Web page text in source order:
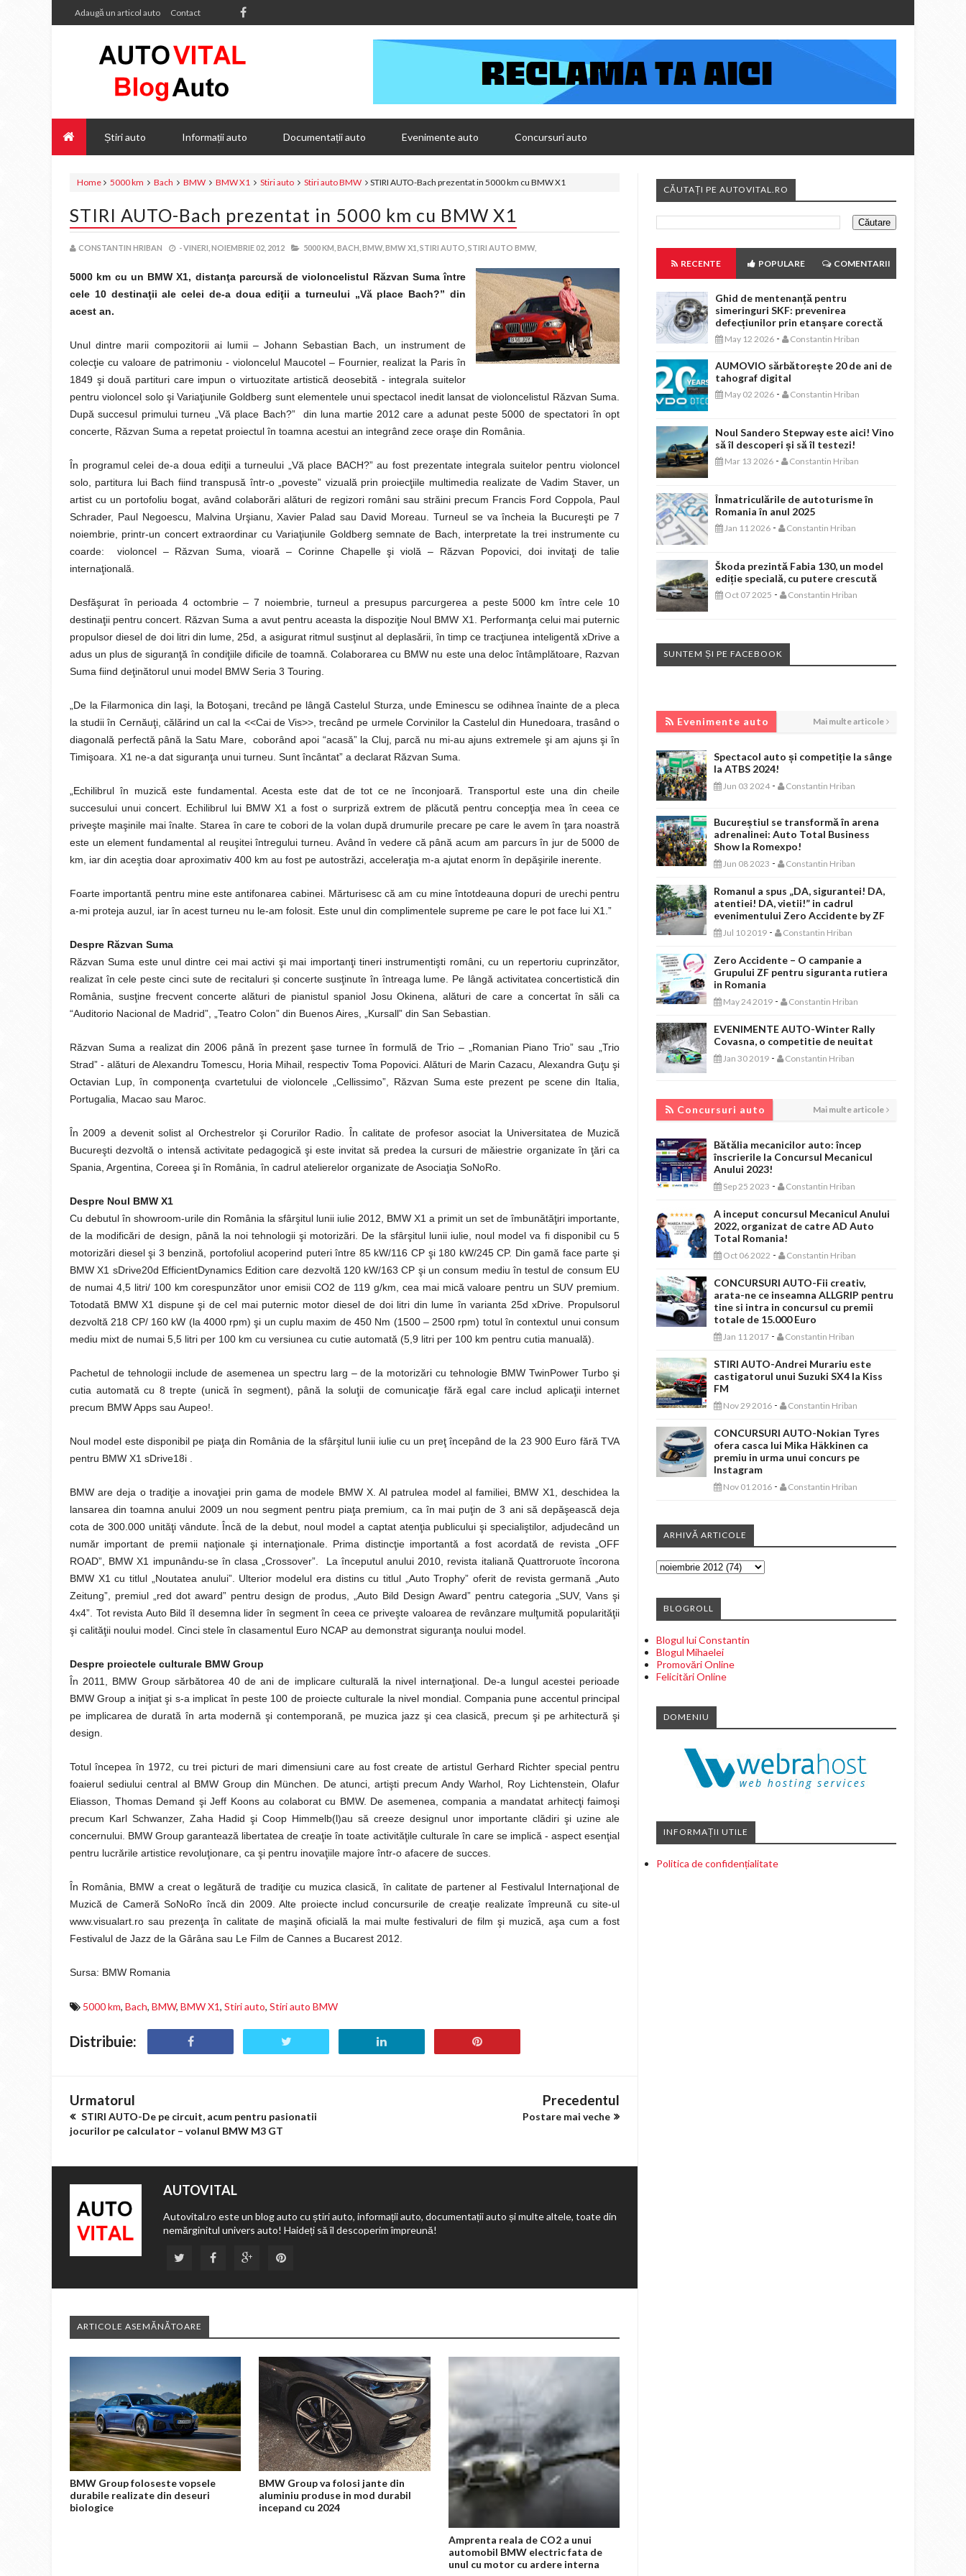
Adaugă un articol auto Contact
Știri auto Informații auto Documentații auto Evenimente auto Concursuri auto
Home 5000 km Bach BMW BMW X1 Stiri auto Stiri auto BMW STIRI AUTO-Bach prezentat in 5000 km cu BMW X1
STIRI AUTO-Bach prezentat in 5000 km cu BMW X1
CONSTANTIN HRIBAN -VINERI, NOIEMBRIE 02, 2012 5000 KM, BACH, BMW, BMW X1, STIRI AUTO, STIRI AUTO BMW,
5000 km cu un BMW X1, distanţa parcursă de violoncelistul Răzvan Suma între
cele 10 destinaţii ale celei de-a doua ediţii a turneului „Vă place Bach?” din
acest an.
Unul dintre marii compozitorii ai lumii – Johann Sebastian Bach, un instrument de
colecţie cu valoare de patrimoniu - violoncelul Maucotel – Fournier, realizat la Paris în
1849 şi două partituri care impun o virtuozitate artistică deosebită - integrala suitelor
pentru violoncel solo şi Variaţiunile Goldberg sunt elementele unui spectacol inedit lansat de violoncelistul Răzvan Suma.
După succesul primului turneu „Vă place Bach?” din luna martie 2012 care a adunat peste 5000 de spectatori în opt
concerte, Răzvan Suma a repetat proiectul în toamna acestui an integrând zece oraşe din România.
În programul celei de-a doua ediţii a turneului „Vă place BACH?” au fost prezentate integrala suitelor pentru violoncel
solo, partitura lui Bach fiind transpusă într-o „poveste” vizuală prin proiecţiile multimedia realizate de Vadim Staver, un
artist cu un portofoliu bogat, având colaborări alături de regizori români sau străini precum Francis Ford Coppola, Paul
Schrader, Paul Negoescu, Malvina Urşianu, Xavier Palad sau David Moreau. Turneul se va încheia la Bucureşti pe 7
noiembrie, printr-un concert extraordinar cu Variaţiunile Goldberg semnate de Bach, interpretate la trei instrumente cu
coarde: violoncel – Răzvan Suma, vioară – Corinne Chapelle şi violă – Răzvan Popovici, doi invitaţi de talie
internaţională.
Desfăşurat în perioada 4 octombrie – 7 noiembrie, turneul a presupus parcurgerea a peste 5000 km între cele 10
destinaţii pentru concert. Răzvan Suma a avut pentru aceasta la dispoziţie Noul BMW X1. Performanţa celui mai puternic
propulsor diesel de doi litri din lume, 25d, a asigurat ritmul susţinut al deplasării, în timp ce tracţiunea inteligentă xDrive a
adus un plus de siguranţă în condiţiile dificile de toamnă. Colaborarea cu BMW nu este una deloc întâmplătoare, Razvan
Suma fiind deţinătorul unui model BMW Seria 3 Touring.
„De la Filarmonica din Iaşi, la Botoşani, trecând pe lângă Castelul Sturza, unde Eminescu se odihnea înainte de a pleca
la studii în Cernăuţi, călărind un cal la <<Cai de Vis>>, trecând pe urmele Corvinilor la Castelul din Hunedoara, trasând o
diagonală perfectă până la Satu Mare, coborând apoi “acasă” la Cluj, parcă nu mi-au ajuns extremele şi am ajuns şi în
Timişoara. X1 ne-a dat siguranţa unui turneu. Sunt încântat” a declarat Răzvan Suma.
„Echilibrul în muzică este fundamental. Acesta este dat de tot ce ne înconjoară. Transportul este una din cheile
succesului unui concert. Echilibrul lui BMW X1 a fost o surpriză extrem de plăcută pentru concepţia mea în ceea ce
priveşte maşinile mai înalte. Starea în care te cobori de la volan după drumurile precare pe care le avem în ţara noastră
este un element fundamental al reuşitei întregului turneu. Având în vedere că până acum am parcurs în jur de 5000 de
km, iar din aceştia doar aproximativ 400 km au fost pe autostrăzi, acceleraţia m-a ajutat enorm în depăşirile inerente.
Foarte importantă pentru mine este antifonarea cabinei. Mărturisesc că am cu mine întotdeauna dopuri de urechi pentru
a-mi proteja auzul, iar în acest turneu nu le-am folosit. Este unul din complimentele supreme pe care le pot face lui X1.”
Despre Răzvan Suma
Răzvan Suma este unul dintre cei mai activi şi mai importanţi tineri instrumentişti români, cu un repertoriu cuprinzător,
realizat în cele peste cinci sute de recitaluri și concerte susţinute în întreaga lume. Pe lângă activitatea concertistică din
România, susţine frecvent concerte alături de pianistul spaniol Josu Okinena, alături de care a concertat în săli ca
“Auditorio Nacional de Madrid”, „Teatro Colon” din Buenos Aires, „Kursall” din San Sebastian.
Răzvan Suma a realizat din 2006 până în prezent şase turnee în formulă de Trio – „Romanian Piano Trio” sau „Trio
Strad” - alături de Alexandru Tomescu, Horia Mihail, respectiv Toma Popovici. Alături de Marin Cazacu, Alexandra Guţu şi
Octavian Lup, în componenţa cvartetului de violoncele „Cellissimo”, Răzvan Suma este prezent pe scene din Italia,
Portugalia, Macao sau Maroc.
În 2009 a devenit solist al Orchestrelor şi Corurilor Radio. În calitate de profesor asociat la Universitatea de Muzică
Bucureşti dezvoltă o intensă activitate pedagogică şi este invitat să predea la cursuri de măiestrie organizate în ţări ca
Spania, Argentina, Coreea şi în România, în cadrul atelierelor organizate de Asociaţia SoNoRo.
Despre Noul BMW X1
Cu debutul în showroom-urile din România la sfârşitul lunii iulie 2012, BMW X1 a primit un set de îmbunătăţiri importante,
de la modificări de design, până la noi tehnologii şi motorizări. De la sfârşitul lunii iulie, noul model va fi disponibil cu 5
motorizări diesel şi 3 benzină, portofoliul acoperind puteri între 85 kW/116 CP şi 180 kW/245 CP. Din gamă face parte şi
BMW X1 sDrive20d EfficientDynamics Edition care dezvoltă 120 kW/163 CP şi un consum mediu în testul de consum EU
de numai 4,5 litri/ 100 km corespunzător unor emisii CO2 de 119 g/km, cea mai mică valoare pentru un SUV premium.
Totodată BMW X1 dispune şi de cel mai puternic motor diesel de doi litri din lume în varianta 25d xDrive. Propulsorul
dezvoltă 218 CP/ 160 kW (la 4000 rpm) şi un cuplu maxim de 450 Nm (1500 – 2500 rpm) totul în contextul unui consum
mediu mixt de numai 5,5 litri per 100 km cu versiunea cu cutie automată (5,9 litri per 100 km pentru cutia manuală).
Pachetul de tehnologii include de asemenea un spectru larg – de la motorizări cu tehnologie BMW TwinPower Turbo şi
cutia automată cu 8 trepte (unică în segment), până la soluţii de comunicaţie fără egal care includ aplicaţii internet
precum BMW Apps sau Aupeo!.
Noul model este disponibil pe piaţa din România de la sfârşitul lunii iulie cu un preţ începând de la 23 900 Euro fără TVA
pentru BMW X1 sDrive18i .
BMW are deja o tradiţie a inovaţiei prin gama de modele BMW X. Al patrulea model al familiei, BMW X1, deschidea la
lansarea din toamna anului 2009 un nou segment pentru piaţa premium, ca în mai puţin de 3 ani să depăşească deja
cota de 300.000 unităţi vândute. Încă de la debut, noul model a captat atenţia publicului şi specialiştilor, adjudecând un
număr important de premii naţionale şi internaţionale. Prima distincţie importantă a fost acordată de revista „OFF
ROAD”, BMW X1 impunându-se în clasa „Crossover”. La începutul anului 2010, revista italiană Quattroruote încorona
BMW X1 cu titlul „Noutatea anului”. Ulterior modelul era distins cu titlul „Auto Trophy” oferit de revista germană „Auto
Zeitung”, premiul „red dot award” pentru design de produs, „Auto Bild Design Award” pentru categoria „SUV, Vans şi
4x4”. Tot revista Auto Bild îl desemna lider în segment în ceea ce priveşte valoarea de revânzare mulţumită popularităţii
şi calităţii noului model. Cinci stele în clasamentul Euro NCAP au demonstrat siguranţa noului model.
Despre proiectele culturale BMW Group
În 2011, BMW Group sărbătorea 40 de ani de implicare culturală la nivel internaţional. De-a lungul acestei perioade
BMW Group a iniţiat şi s-a implicat în peste 100 de proiecte culturale la nivel mondial. Compania pune accentul principal
pe implicarea de durată în arta modernă şi contemporană, pe muzica jazz şi cea clasică, precum şi pe arhitectură şi
design.
Totul începea în 1972, cu trei picturi de mari dimensiuni care au fost create de artistul Gerhard Richter special pentru
foaierul sediului central al BMW Group din München. De atunci, artişti precum Andy Warhol, Roy Lichtenstein, Olafur
Eliasson, Thomas Demand şi Jeff Koons au colaborat cu BMW. De asemenea, compania a mandatat arhitecţi faimoşi
precum Karl Schwanzer, Zaha Hadid şi Coop Himmelb(l)au să creeze designul unor importante clădiri şi uzine ale
concernului. BMW Group garantează libertatea de creaţie în toate activităţile culturale în care se implică - aspect esenţial
pentru lucrările artistice revoluţionare, ca şi pentru inovaţiile majore într-o afacere de succes.
În România, BMW a creat o legătură de tradiţie cu muzica clasică, în calitate de partener al Festivalul Internaţional de
Muzică de Cameră SoNoRo încă din 2009. Alte proiecte includ concursurile de creaţie realizate împreună cu site-ul
www.visualart.ro sau prezenţa în calitate de maşină oficială la mai multe festivaluri de film şi muzică, aşa cum a fost
Festivalul de Jazz de la Gârâna sau Le Film de Cannes a Bucarest 2012.
Sursa: BMW Romania
5000 km, Bach, BMW, BMW X1, Stiri auto, Stiri auto BMW
Distribuie:
Urmatorul
STIRI AUTO-De pe circuit, acum pentru pasionatii
jocurilor pe calculator – volanul BMW M3 GT
Precedentul
Postare mai veche
AUTOVITAL
Autovital.ro este un blog auto cu știri auto, informații auto, documentații auto și multe altele, toate din
nemărginitul univers auto! Haideți să îl descoperim împreună!
ARTICOLE ASEMĂNĂTOARE
BMW Group foloseste vopsele
durabile realizate din deseuri
biologice
BMW Group va folosi jante din
aluminiu produse in mod durabil
incepand cu 2024
Amprenta reala de CO2 a unui
automobil BMW electric fata de
unul cu motor cu ardere interna
CĂUTAȚI PE AUTOVITAL.RO
RECENTE POPULARE COMENTARII
Ghid de mentenanță pentru
simeringuri SKF: prevenirea
defecțiunilor prin etanșare corectă
May 12 2026 - Constantin Hriban
AUMOVIO sărbătorește 20 de ani de
tahograf digital
May 02 2026 - Constantin Hriban
Noul Sandero Stepway este aici! Vino
să îl descoperi și să îl testezi!
Mar 13 2026 - Constantin Hriban
Înmatriculările de autoturisme în
Romania în anul 2025
Jan 11 2026 - Constantin Hriban
Škoda prezintă Fabia 130, un model
ediție specială, cu putere crescută
Oct 07 2025 - Constantin Hriban
SUNTEM ȘI PE FACEBOOK
Evenimente auto Mai multe articole
Spectacol auto și competiție la sânge
la ATBS 2024!
Jun 03 2024 - Constantin Hriban
Bucureștiul se transformă în arena
adrenalinei: Auto Total Business
Show la Romexpo!
Jun 08 2023 - Constantin Hriban
Romanul a spus „DA, sigurantei! DA,
atentiei! DA, vietii!” in cadrul
evenimentului Zero Accidente by ZF
Jul 10 2019 - Constantin Hriban
Zero Accidente – O campanie a
Grupului ZF pentru siguranta rutiera
in Romania
May 24 2019 - Constantin Hriban
EVENIMENTE AUTO-Winter Rally
Covasna, o competitie de neuitat
Jan 30 2019 - Constantin Hriban
Concursuri auto Mai multe articole
Bătălia mecanicilor auto: încep
înscrierile la Concursul Mecanicul
Anului 2023!
Sep 25 2023 - Constantin Hriban
A inceput concursul Mecanicul Anului
2022, organizat de catre AD Auto
Total Romania!
Oct 06 2022 - Constantin Hriban
CONCURSURI AUTO-Fii creativ,
arata-ne ce inseamna ALLGRIP pentru
tine si intra in concursul cu premii
totale de 15.000 Euro
Jan 11 2017 - Constantin Hriban
STIRI AUTO-Andrei Murariu este
castigatorul unui Suzuki SX4 la Kiss
FM
Nov 29 2016 - Constantin Hriban
CONCURSURI AUTO-Nokian Tyres
ofera casca lui Mika Häkkinen ca
premiu in urma unui concurs pe
Instagram
Nov 01 2016 - Constantin Hriban
ARHIVĂ ARTICOLE
BLOGROLL
Blogul lui Constantin
Blogul Mihaelei
Promovări Online
Felicitări Online
DOMENIU
INFORMAȚII UTILE
Politica de confidențialitate